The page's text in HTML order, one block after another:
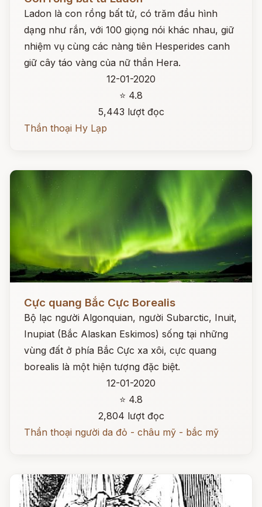
Ladon là con rồng bất tử, có trăm đầu hình
dạng như rắn, với 100 giọng nói khác nhau, giữ
nhiệm vụ cùng các nàng tiên Hesperides canh
giữ cây táo vàng của nữ thần Hera.
12-01-2020
⭐ 4.8
5,443 lượt đọc
Thần thoại Hy Lạp
Cực quang Bắc Cực Borealis
Bộ lạc người Algonquian, người Subarctic, Inuit,
Inupiat (Bắc Alaskan Eskimos) sống tại những
vùng đất ở phía Bắc Cực xa xôi, cực quang
borealis là một hiện tượng đặc biệt.
12-01-2020
⭐ 4.8
2,804 lượt đọc
Thần thoại người da đỏ - châu mỹ - bắc mỹ